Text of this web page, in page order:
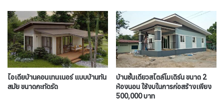
ไอเดียบ้านคอนเทนเนอร์ แบบบ้านทัน
สมัย ขนาดกะทัดรัด
บ้านชั้นเดียวสไตล์โมเดิร์น ขนาด 2
ห้องนอน ใช้งบในการก่อสร้างเพียง
500,000 บาท